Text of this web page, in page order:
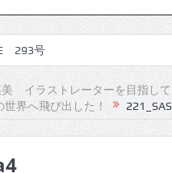
293号
292号
291号
イラストレーターを目指して
世界へ飛び出した！